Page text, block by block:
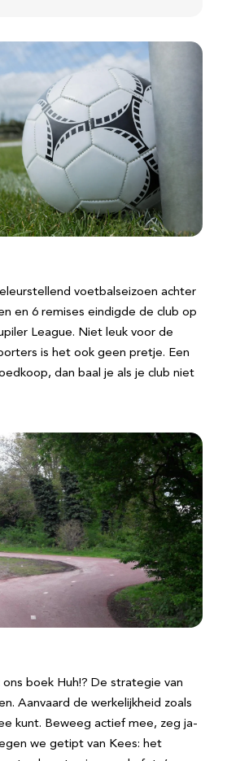
voetbalseizoen achter
en 6 remises eindigde de club op
League. Niet leuk voor de
is het ook geen pretje. Een
dan baal je als je club niet
boek Huh!? De strategie van
Aanvaard de werkelijkheid zoals
kunt. Beweeg actief mee, zeg ja-
we getipt van Kees: het